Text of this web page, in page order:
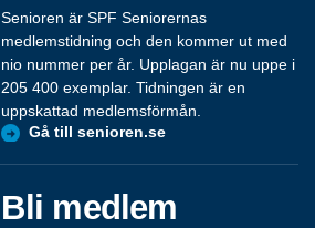
Senioren är SPF Seniorernas
medlemstidning och den kommer ut med
nio nummer per år. Upplagan är nu uppe i
205 400 exemplar. Tidningen är en
uppskattad medlemsförmån.
Gå till senioren.se
Bli medlem